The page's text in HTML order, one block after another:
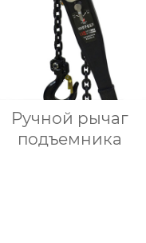
Ручной рычаг
подъемника